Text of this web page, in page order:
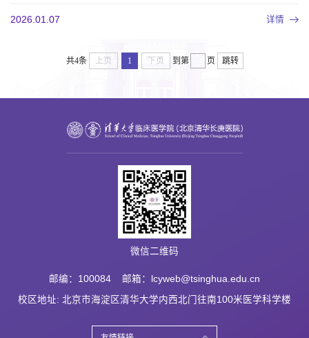
2026.01.07 详情
共4条 上页 1 下页 到第 页 跳转
微信二维码
邮编：100084 邮箱：lcyweb@tsinghua.edu.cn
校区地址: 北京市海淀区清华大学内西北门往南100米医学科学楼